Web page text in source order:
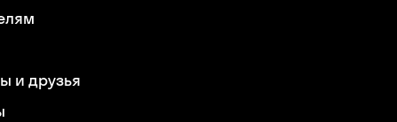
и друзья